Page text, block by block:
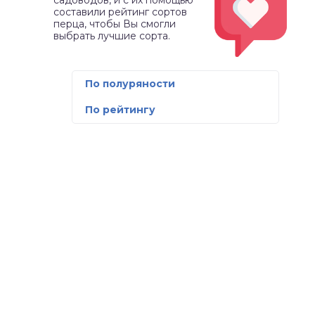
составили рейтинг сортов
перца, чтобы Вы смогли
выбрать лучшие сорта.
По полуряности
По рейтингу